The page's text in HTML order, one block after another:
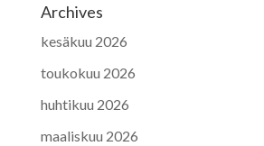
Archives
kesäkuu 2026
toukokuu 2026
huhtikuu 2026
maaliskuu 2026